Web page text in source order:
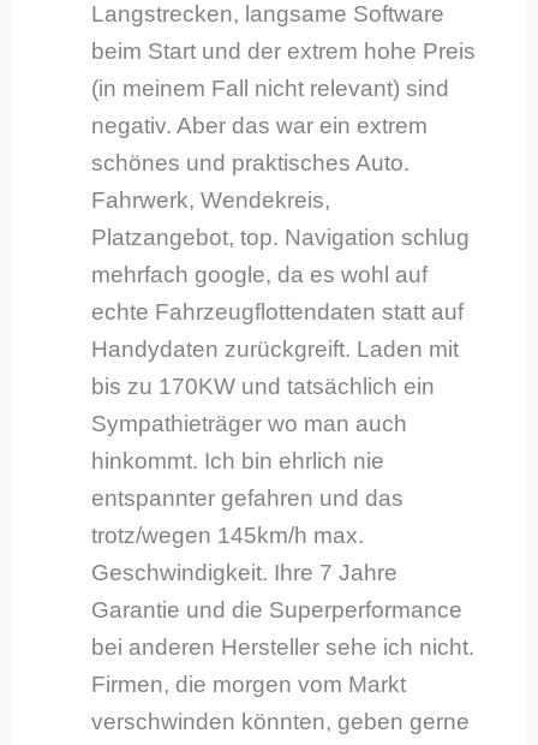
Langstrecken, langsame Software
beim Start und der extrem hohe Preis
(in meinem Fall nicht relevant) sind
negativ. Aber das war ein extrem
schönes und praktisches Auto.
Fahrwerk, Wendekreis,
Platzangebot, top. Navigation schlug
mehrfach google, da es wohl auf
echte Fahrzeugflottendaten statt auf
Handydaten zurückgreift. Laden mit
bis zu 170KW und tatsächlich ein
Sympathieträger wo man auch
hinkommt. Ich bin ehrlich nie
entspannter gefahren und das
trotz/wegen 145km/h max.
Geschwindigkeit. Ihre 7 Jahre
Garantie und die Superperformance
bei anderen Hersteller sehe ich nicht.
Firmen, die morgen vom Markt
verschwinden könnten, geben gerne